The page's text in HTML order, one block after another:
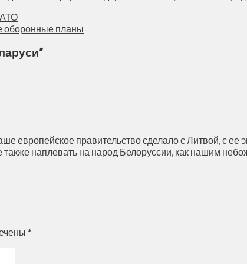
оборонные планы
”
европейское правительство сделало с Литвой, с
наплевать на народ Белоруссии, как нашим
*